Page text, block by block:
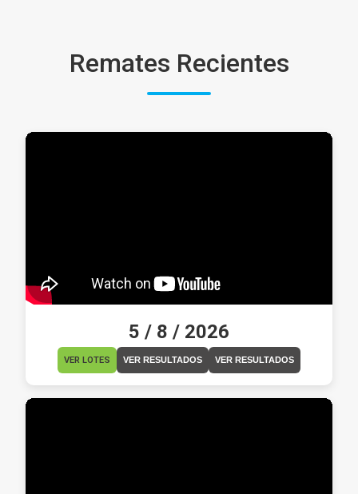
Remates Recientes
5 / 8 / 2026
VER LOTES VER RESULTADOS VER RESULTADOS